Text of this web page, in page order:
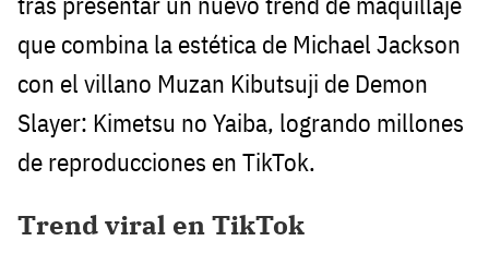
que combina la estética de Michael Jackson
con el villano Muzan Kibutsuji de Demon
Slayer: Kimetsu no Yaiba, logrando millones
de reproducciones en TikTok.
Trend viral en TikTok